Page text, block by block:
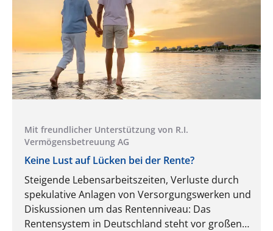
Mit freundlicher Unterstützung von R.I.
Vermögensbetreuung AG
Keine Lust auf Lücken bei der Rente?
Steigende Lebensarbeitszeiten, Verluste durch
spekulative Anlagen von Versorgungswerken und
Diskussionen um das Rentenniveau: Das
Rentensystem in Deutschland steht vor großen